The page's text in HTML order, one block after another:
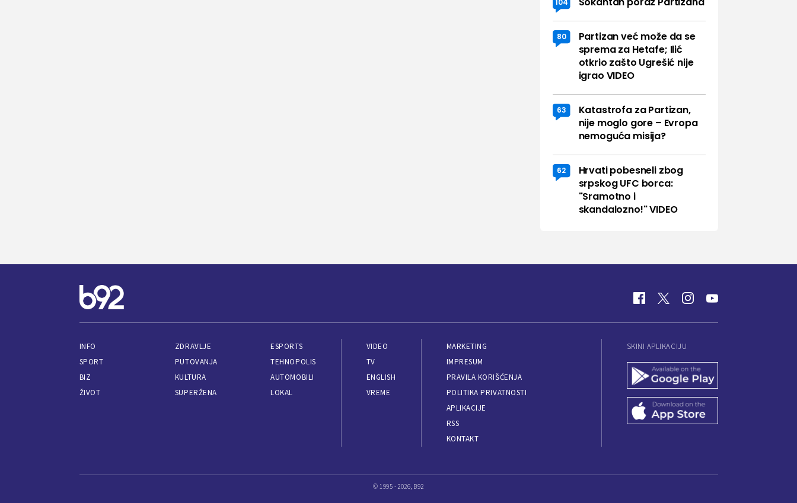
104
80
Partizan već može da se
sprema za Hetafe; Ilić
otkrio zašto Ugrešić nije
igrao VIDEO
63
Katastrofa za Partizan,
nije moglo gore – Evropa
nemoguća misija?
62
Hrvati pobesneli zbog
srpskog UFC borca:
"Sramotno i
skandalozno!" VIDEO
INFO
SPORT
BIZ
ŽIVOT
ZDRAVLJE
PUTOVANJA
KULTURA
SUPERŽENA
ESPORTS
TEHNOPOLIS
AUTOMOBILI
LOKAL
VIDEO
TV
ENGLISH
VREME
MARKETING
IMPRESUM
PRAVILA KORIŠĆENJA
POLITIKA PRIVATNOSTI
APLIKACIJE
RSS
KONTAKT
SKINI APLIKACIJU
© 1995 - 2026, B92